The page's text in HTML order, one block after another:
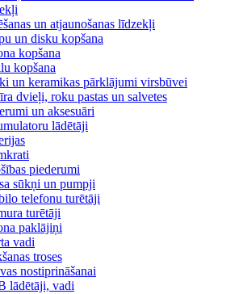
un atjaunošanas līdzekļi
un disku kopšana
kopšana
kopšana
un keramikas pārklājumi virsbūvei
dvieļi, roku pastas un salvetes
un aksesuāri
lādētāji
piederumi
sūkņi un pumpji
telefonu turētāji
turētāji
paklājiņi
vadi
troses
nostiprināšanai
lādētāji, vadi